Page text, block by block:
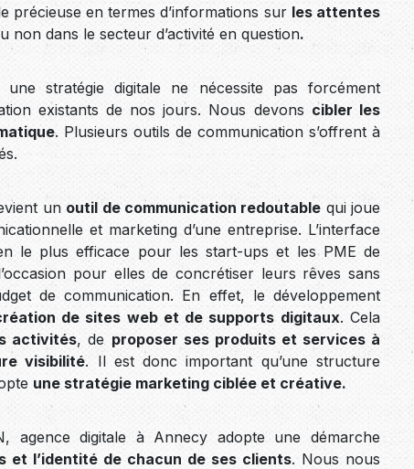
précieuse en termes d’informations sur les attentes
dans le secteur d’activité en question.
stratégie digitale ne nécessite pas forcément
existants de nos jours. Nous devons cibler les
. Plusieurs outils de communication s’offrent à
un outil de communication redoutable qui joue
et marketing d’une entreprise. L’interface
le plus efficace pour les start-ups et les PME de
pour elles de concrétiser leurs rêves sans
de communication. En effet, le développement
de sites web et de supports digitaux. Cela
activités, de proposer ses produits et services à
visibilité. Il est donc important qu’une structure
une stratégie marketing ciblée et créative.
agence digitale à Annecy adopte une démarche
et l’identité de chacun de ses clients. Nous nous